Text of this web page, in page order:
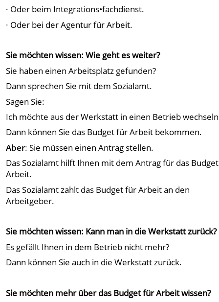
· Oder beim Integrations•fachdienst.
· Oder bei der Agentur für Arbeit.
Sie möchten wissen: Wie geht es weiter?
Sie haben einen Arbeitsplatz gefunden?
Dann sprechen Sie mit dem Sozialamt.
Sagen Sie:
Ich möchte aus der Werkstatt in einen Betrieb
Dann können Sie das Budget für Arbeit bekommen.
Aber: Sie müssen einen Antrag stellen.
Das Sozialamt hilft Ihnen mit dem Antrag für das
Arbeit.
Das Sozialamt zahlt das Budget für Arbeit an den
Arbeitgeber.
Sie möchten wissen: Kann man in die Werkstatt zurück?
Es gefällt Ihnen in dem Betrieb nicht mehr?
Dann können Sie auch in die Werkstatt zurück.
Sie möchten mehr über das Budget für Arbeit wissen?